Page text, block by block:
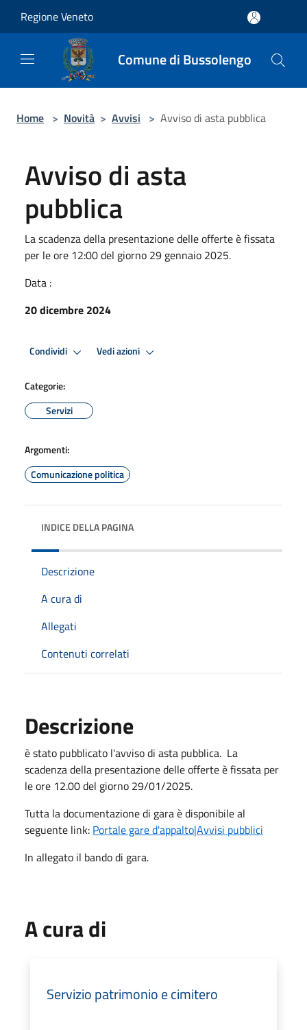
Regione Veneto
Comune di Bussolengo
Home > Novità > Avvisi > Avviso di asta pubblica
Avviso di asta
pubblica
La scadenza della presentazione delle offerte è fissata
per le ore 12:00 del giorno 29 gennaio 2025.
Data :
20 dicembre 2024
Condividi Vedi azioni
Categorie:
Servizi
Argomenti:
Comunicazione politica
INDICE DELLA PAGINA
Descrizione
A cura di
Allegati
Contenuti correlati
Descrizione
è stato pubblicato l'avviso di asta pubblica. La
scadenza della presentazione delle offerte è fissata per
le ore 12.00 del giorno 29/01/2025.
Tutta la documentazione di gara è disponibile al
seguente link: Portale gare d'appalto|Avvisi pubblici
In allegato il bando di gara.
A cura di
Servizio patrimonio e cimitero